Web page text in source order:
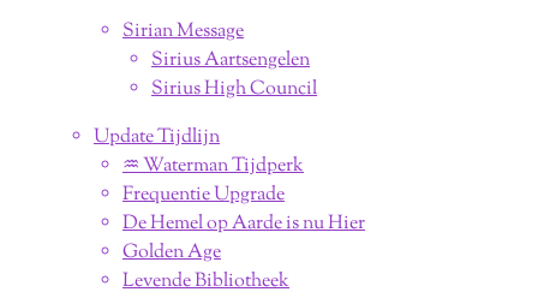
Sirian Message
Sirius Aartsengelen
Sirius High Council
Update Tijdlijn
♒︎ Waterman Tijdperk
Frequentie Upgrade
De Hemel op Aarde is nu Hier
Golden Age
Levende Bibliotheek